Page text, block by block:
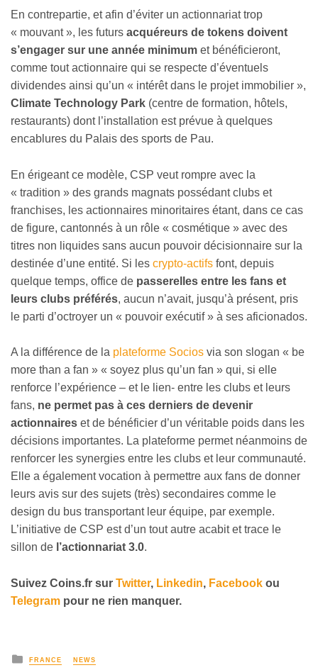
En contrepartie, et afin d’éviter un actionnariat trop
« mouvant », les futurs acquéreurs de tokens doivent
s’engager sur une année minimum et bénéficieront,
comme tout actionnaire qui se respecte d’éventuels
dividendes ainsi qu’un « intérêt dans le projet immobilier »,
Climate Technology Park (centre de formation, hôtels,
restaurants) dont l’installation est prévue à quelques
encablures du Palais des sports de Pau.
En érigeant ce modèle, CSP veut rompre avec la
« tradition » des grands magnats possédant clubs et
franchises, les actionnaires minoritaires étant, dans ce cas
de figure, cantonnés à un rôle « cosmétique » avec des
titres non liquides sans aucun pouvoir décisionnaire sur la
destinée d’une entité. Si les crypto-actifs font, depuis
quelque temps, office de passerelles entre les fans et
leurs clubs préférés, aucun n’avait, jusqu’à présent, pris
le parti d’octroyer un « pouvoir exécutif » à ses aficionados.
A la différence de la plateforme Socios via son slogan « be
more than a fan » « soyez plus qu’un fan » qui, si elle
renforce l’expérience – et le lien- entre les clubs et leurs
fans, ne permet pas à ces derniers de devenir
actionnaires et de bénéficier d’un véritable poids dans les
décisions importantes. La plateforme permet néanmoins de
renforcer les synergies entre les clubs et leur communauté.
Elle a également vocation à permettre aux fans de donner
leurs avis sur des sujets (très) secondaires comme le
design du bus transportant leur équipe, par exemple.
L’initiative de CSP est d’un tout autre acabit et trace le
sillon de l’actionnariat 3.0.
Suivez Coins.fr sur Twitter, Linkedin, Facebook ou
Telegram pour ne rien manquer.
FRANCE NEWS